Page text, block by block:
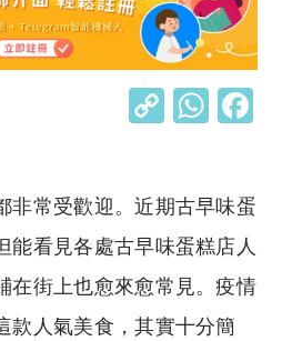
C
y
Li
n
k
W
s
A
p
p
非常受歡迎。近期古早味蛋
能看見各處古早味蛋糕店人
在街上也愈來愈常見。疫情
款人氣美食，其實十分簡